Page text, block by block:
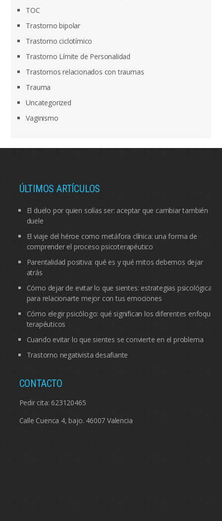
TOC
Trastorno bipolar
Trastorno ciclotímico
Trastorno Límite de Personalidad
Trastornos relacionados con traumas
Trauma
Uncategorized
Vaginismo
ÚLTIMOS ARTÍCULOS
El duelo por quien solías ser: aceptar que cambiar también
duele
El viaje del héroe como metáfora clínica: una forma de
comprender el proceso psicoterapéutico
Parentalidad positiva: qué es y qué mitos debemos dejar
atrás
Cómo dejar de evitar lo que sientes: estrategias psicológicas
para relacionarte mejor con tus emociones
Cómo elegir psicólogo: qué significan los diferentes enfoques
terapéuticos
Cuando evitar lo que sientes se convierte en el problema
Trastorno negativista desafiante
CONTACTO
Pedir cita: 623120465
Calle Cuenca 4, bajo. 46007 Valencia